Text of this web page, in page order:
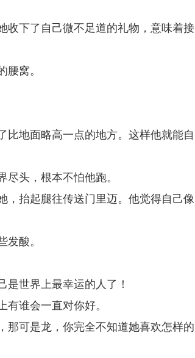
收下了自己微不足道的礼物，意味着接
窝。
比地面略高一点的地方。这样他就能自
头，根本不怕他跑。
，抬起腿往传送门里迈。他觉得自己像
酸。
是世界上最幸运的人了！
谁会一直对你好。
那可是龙，你完全不知道她喜欢怎样的